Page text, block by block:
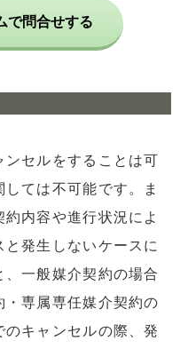
で問合せする
セルをすることは可
ては不可能です。ま
内容や進行状況によ
発生しないケースに
一般媒介契約の場合
専属専任媒介契約の
キャンセルの際、発